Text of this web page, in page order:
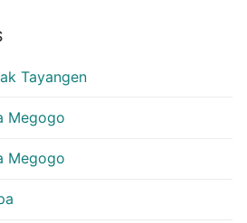
Tayangen
Megogo
Megogo